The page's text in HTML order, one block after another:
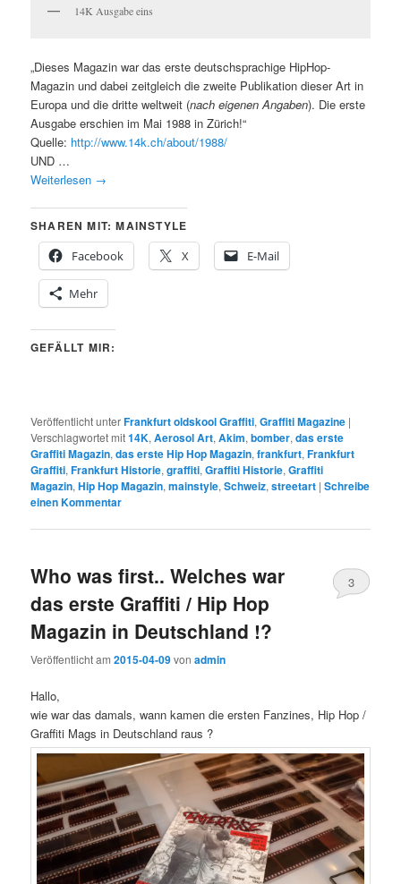
14K Ausgabe eins
„Dieses Magazin war das erste deutschsprachige HipHop-
Magazin und dabei zeitgleich die zweite Publikation dieser Art in
Europa und die dritte weltweit (nach eigenen Angaben). Die erste
Ausgabe erschien im Mai 1988 in Zürich!“
Quelle: http://www.14k.ch/about/1988/
UND …
Weiterlesen →
SHAREN MIT: MAINSTYLE
Facebook
X E-Mail
Mehr
GEFÄLLT MIR:
Veröffentlicht unterFrankfurt oldskool Graffiti,Graffiti Magazine |
Verschlagwortet mit14K,Aerosol Art,Akim,bomber,das erste
Graffiti Magazin,das erste Hip Hop Magazin,frankfurt,Frankfurt
Graffiti,Frankfurt Historie,graffiti,Graffiti Historie,Graffiti
Magazin,Hip Hop Magazin,mainstyle,Schweiz,streetart |Schreibe
einen Kommentar
Who was first.. Welches war
das erste Graffiti / Hip Hop
Magazin in Deutschland !?
Veröffentlicht am2015-04-09vonadmin
3
Hallo,
wie war das damals, wann kamen die ersten Fanzines, Hip Hop /
Graffiti Mags in Deutschland raus ?